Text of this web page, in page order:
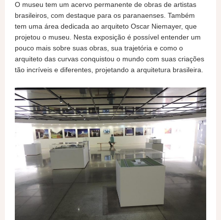
O museu tem um acervo permanente de obras de artistas
brasileiros, com destaque para os paranaenses. Também
tem uma área dedicada ao arquiteto Oscar Niemayer, que
projetou o museu. Nesta exposição é possível entender um
pouco mais sobre suas obras, sua trajetória e como o
arquiteto das curvas conquistou o mundo com suas criações
tão incríveis e diferentes, projetando a arquitetura brasileira.